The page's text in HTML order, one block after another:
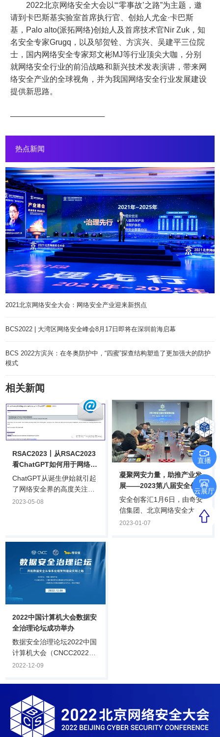
2022北京网络安全大会以“‘零事故’之路”为主题，邀
请到卡巴斯基实验室首席执行官、创始人尤金·卡巴斯
基，Palo alto(派拓网络)创始人及首席技术官Nir Zuk，知
名安全专家Grugq，以及邬贺铨、方滨兴、吴建平三位院
士，国内网络安全专家郑文彬MJ等行业顶尖大咖，分别
就网络安全行业的前沿战略和新兴技术发表演讲，带来网
络安全产业的全球视角，并为我国网络安全行业发展建设
提供新思路。
————————————
热点新闻
2021北京网络安全大会：网络安全产业迎来新拐点
BCS2022 | 大湾区网络安全峰会8月17日即将在深圳前海启幕
BCS 2022方滨兴：在冬奥防护中，“四蜜”探查结构塑造了更加强大的防护
模式
相关新闻
RSAC2023丨从RSAC2023
看ChatGPT如何用于网络攻
击
ChatGPT从诞生伊始就引起
了网络安全界的高度关注：
它是否能用于网络攻击或者
ChatGPT在网络安全领域的
应用尚处于初级阶段，我们
看看本届RSAC大会上专家
如何解读ChatGPT在网络安
2023-05-08
凝聚网安力量，助推产业发
展——2023第八届安全创客
汇专家研讨会在京成功举行
安全创客汇1月6日，由奇安
信集团、北京网络安全大会
（BCS）、全国网络信息安
2023-01-07
2022中国计算机大会数据安
全治理论坛成功举办
数据安全治理论坛2022中国
计算机大会（CNCC2022）
12月8日，由中国计算机学
业委员会、奇安信集团承办
的CNCC2022数据安全治理
论坛在线上举行。论坛由
CCF计算机安全专委会荣誉
主任，公安部第一研究所、
2022-12-09
直播
云展厅